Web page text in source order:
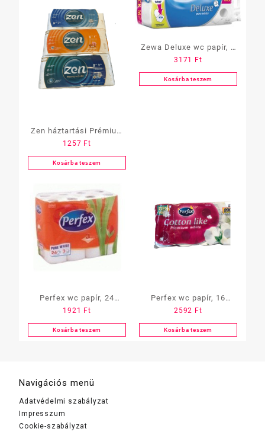
Zen háztartási Prémium
wc papír 3 réteg, 8
tekercs
1257 Ft
Kosárba teszem
Zewa Deluxe wc papír, 3
réteg, 16 tekercs, AQUA
TUBE (Fehér-Delux)
3171 Ft
Kosárba teszem
Perfex wc papír, 24
tekercs, 3 réteg, 90 lap
6cs/zsug
1921 Ft
Kosárba teszem
Perfex wc papír, 16
tekercs, 3 réteg, 180 lap
Cotton Like Prémium
2592 Ft
Kosárba teszem
Navigációs menü
Adatvédelmi szabályzat
Impresszum
Cookie-szabályzat